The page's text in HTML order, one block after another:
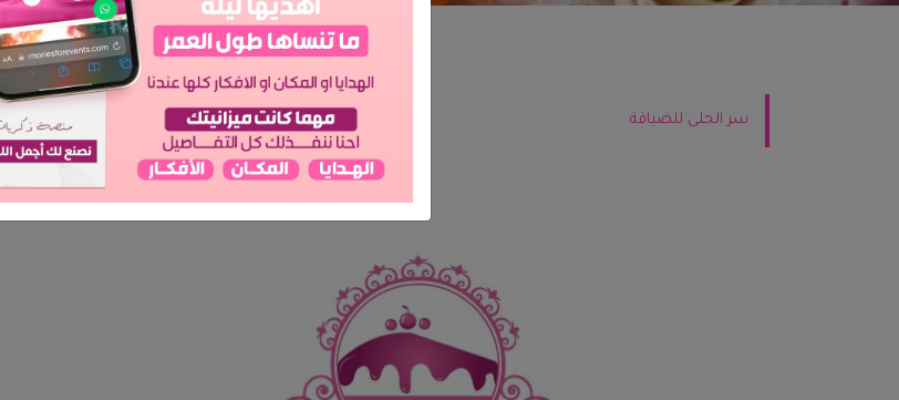
سر الحلى للضيافة المدينة: الرياض